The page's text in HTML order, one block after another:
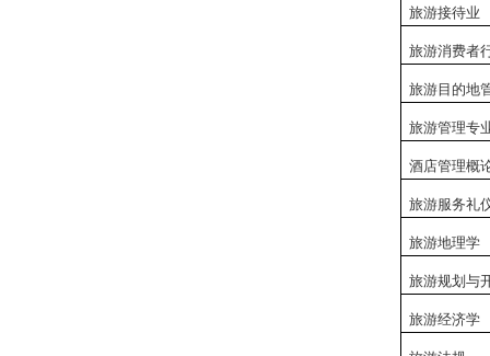
旅游接待业
旅游消费者
旅游目的地
旅游管理专
酒店管理概
旅游服务礼
旅游地理学
旅游规划与
旅游经济学